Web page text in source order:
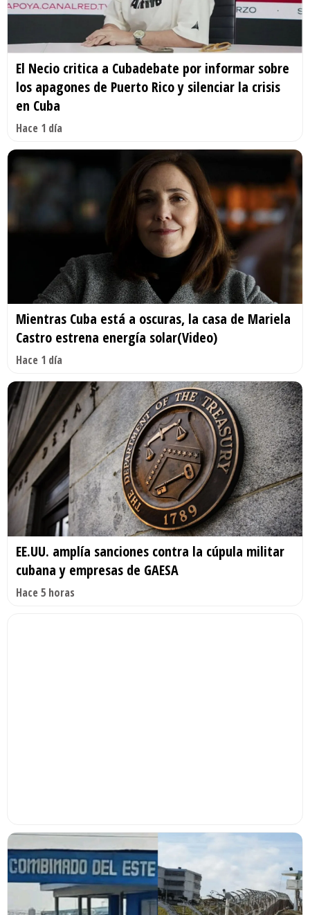
El Necio critica a Cubadebate por informar sobre
los apagones de Puerto Rico y silenciar la crisis
en Cuba
Hace 1 día
Mientras Cuba está a oscuras, la casa de Mariela
Castro estrena energía solar(Video)
Hace 1 día
EE.UU. amplía sanciones contra la cúpula militar
cubana y empresas de GAESA
Hace 5 horas